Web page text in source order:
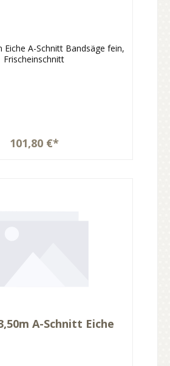
Eiche A-Schnitt Bandsäge fein,
Frischeinschnitt
101,80 €*
A-Schnitt Eiche